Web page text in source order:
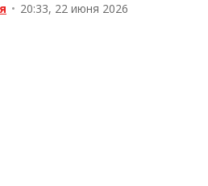
• 20:33, 22 июня 2026